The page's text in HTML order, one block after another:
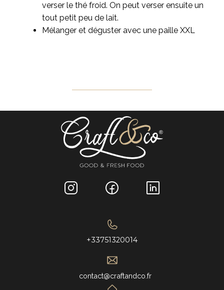
verser le thé froid. On peut verser ensuite un
tout petit peu de lait.
Mélanger et déguster avec une paille XXL
+33751320014
contact@craftandco.fr